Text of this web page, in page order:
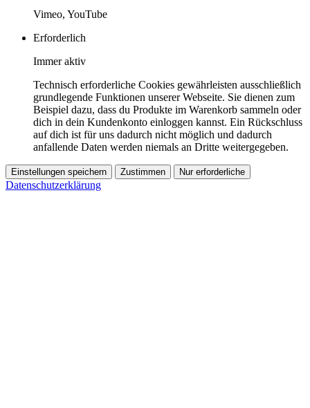
Vimeo, YouTube
Erforderlich
Immer aktiv
Technisch erforderliche Cookies gewährleisten ausschließlich
grundlegende Funktionen unserer Webseite. Sie dienen zum
Beispiel dazu, dass du Produkte im Warenkorb sammeln oder
dich in dein Kundenkonto einloggen kannst. Ein Rückschluss
auf dich ist für uns dadurch nicht möglich und dadurch
anfallende Daten werden niemals an Dritte weitergegeben.
Einstellungen speichern Zustimmen Nur erforderliche
Datenschutzerklärung